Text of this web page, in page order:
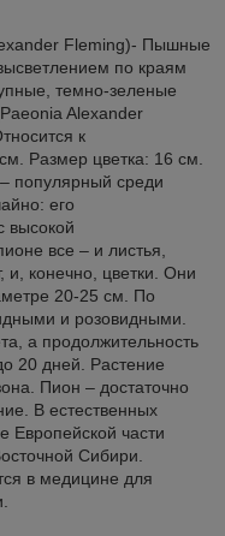
Fleming)- Пышные
по краям
темно-зеленые
Alexander
к
Размер цветка: 16 см.
популярный среди
его
высокой
все – и листья,
конечно, цветки. Они
20-25 см. По
и розовидными.
а продолжительность
20 дней. Растение
Пион – достаточно
В естественных
Европейской части
Сибири.
в медицине для